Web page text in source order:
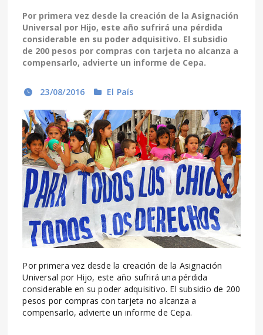
Por primera vez desde la creación de la Asignación
Universal por Hijo, este año sufrirá una pérdida
considerable en su poder adquisitivo. El subsidio
de 200 pesos por compras con tarjeta no alcanza a
compensarlo, advierte un informe de Cepa.
23/08/2016 El País
Por primera vez desde la creación de la Asignación
Universal por Hijo, este año sufrirá una pérdida
considerable en su poder adquisitivo. El subsidio de 200
pesos por compras con tarjeta no alcanza a
compensarlo, advierte un informe de Cepa.